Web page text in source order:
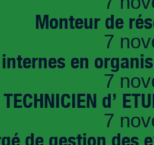
Monteur de
7
en
7
TECHNICIEN d’
7
de gestion des